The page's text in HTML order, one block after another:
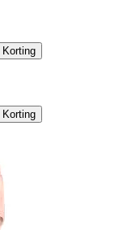
Korting
Korting